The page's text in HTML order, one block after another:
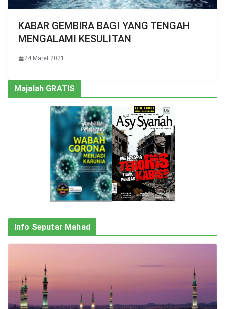
KABAR GEMBIRA BAGI YANG TENGAH
MENGALAMI KESULITAN
24 Maret 2021
Majalah GRATIS
Info Seputar Mahad